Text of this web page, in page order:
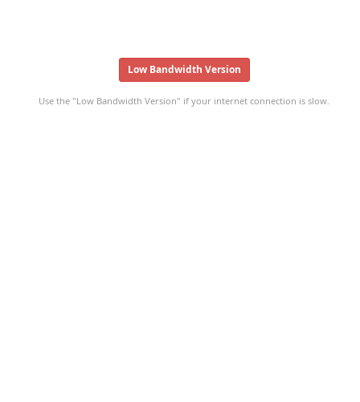
Low Bandwidth Version
Use the "Low Bandwidth Version" if your internet connection is slow.